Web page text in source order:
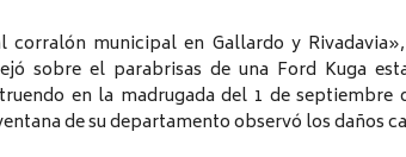
corralón municipal en Gallardo y
sobre el parabrisas de una Ford Kuga
en la madrugada del 1 de septiembre
de su departamento observó los daños